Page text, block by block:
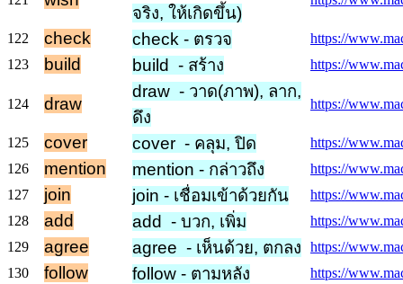
จริง, ให้เกิดขึ้น)
122 check check - ตรวจ
https://
123
build build - สร้าง https://
124 draw
draw - วาด(ภาพ), ลาก,
ดึง
https://
125 cover cover - คลุม, ปิด
https://
126
mention mention - กล่าวถึง
https://
127
join join - เชื่อมเข้าด้วยกัน
https://
128
add add - บวก, เพิ่ม
https://
129
agree agree - เห็นด้วย, ตกลง
https://
130
follow follow - ตามหลัง
https://